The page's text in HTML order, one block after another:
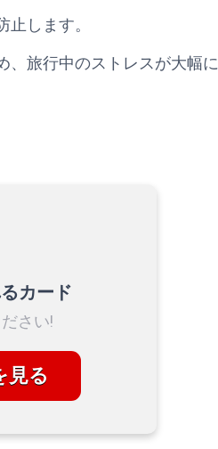
します。
、旅行中のストレスが大幅に
カード
さい!
見る